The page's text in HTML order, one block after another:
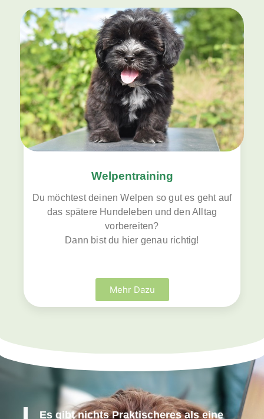
Welpentraining
Du möchtest deinen Welpen so gut es geht auf
das spätere Hundeleben und den Alltag
vorbereiten?
Dann bist du hier genau richtig!
Mehr Dazu
Es gibt nichts Praktischeres als eine